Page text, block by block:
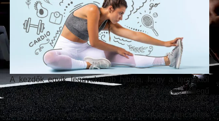
A kezdők egyik leggyakoribb hibája, hogy a terméktől
várják a teljes fogyási folyamatot. Egy zsírégető jellegű
termék nem fogja helyettesíteni a diétát, az edzést, az
alvást vagy a következetességet. Ha az alapok nincsenek